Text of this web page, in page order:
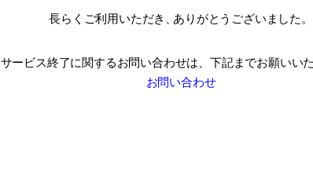
長らくご利用いただき ありがとうございました。
サービス終了に関するお問い合わせは、 下記までお願いい
お問い合わせ